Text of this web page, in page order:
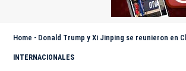
Home - Donald Trump y Xi Jinping se reunieron en
INTERNACIONALES